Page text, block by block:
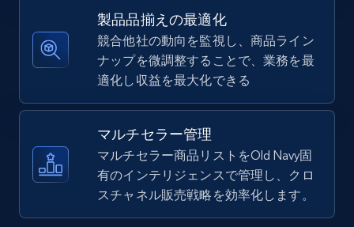
668+ 今すぐ始める
TikTok Shop - Collect TikTok shop products
by keywords search
URL, Title, Available, Description, Currency, Initial
price, Final price, Discount percent, and more.
668+ 今すぐ始める
製品品揃えの最適化
競合他社の動向を監視し、商品ライン
ナップを微調整することで、業務を最
適化し収益を最大化できる
マルチセラー管理
マルチセラー商品リストをOld Navy固
有のインテリジェンスで管理し、クロ
スチャネル販売戦略を効率化します。